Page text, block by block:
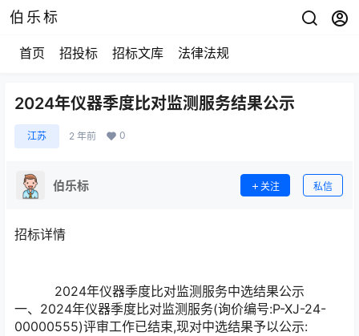
伯乐标
首页 招投标 招标文库 法律法规
2024年仪器季度比对监测服务结果公示
江苏 2 年前 0
伯乐标 关注 私信
招标详情
2024年仪器季度比对监测服务中选结果公示
一、2024年仪器季度比对监测服务(询价编号:P-XJ-24-
00000555)评审工作已结束,现对中选结果予以公示: